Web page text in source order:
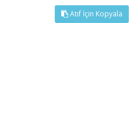
Atıf İçin Kopyala